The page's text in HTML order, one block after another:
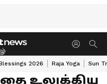
2026 Raja Yoga Sun
உலுக்கிய